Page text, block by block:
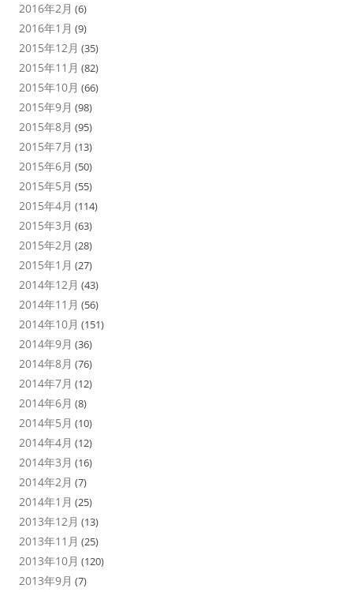
2016年2月 (6)
2016年1月 (9)
2015年12月 (35)
2015年11月 (82)
2015年10月 (66)
2015年9月 (98)
2015年8月 (95)
2015年7月 (13)
2015年6月 (50)
2015年5月 (55)
2015年4月 (114)
2015年3月 (63)
2015年2月 (28)
2015年1月 (27)
2014年12月 (43)
2014年11月 (56)
2014年10月 (151)
2014年9月 (36)
2014年8月 (76)
2014年7月 (12)
2014年6月 (8)
2014年5月 (10)
2014年4月 (12)
2014年3月 (16)
2014年2月 (7)
2014年1月 (25)
2013年12月 (13)
2013年11月 (25)
2013年10月 (120)
2013年9月 (7)